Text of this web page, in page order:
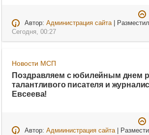
Автор: Администрация сайта|
Сегодня, 00:27
Новости МСП
Поздравляем с юбилейным днем
талантливого писателя и
Евсеева!
Автор: Адмиинистрация сайта|